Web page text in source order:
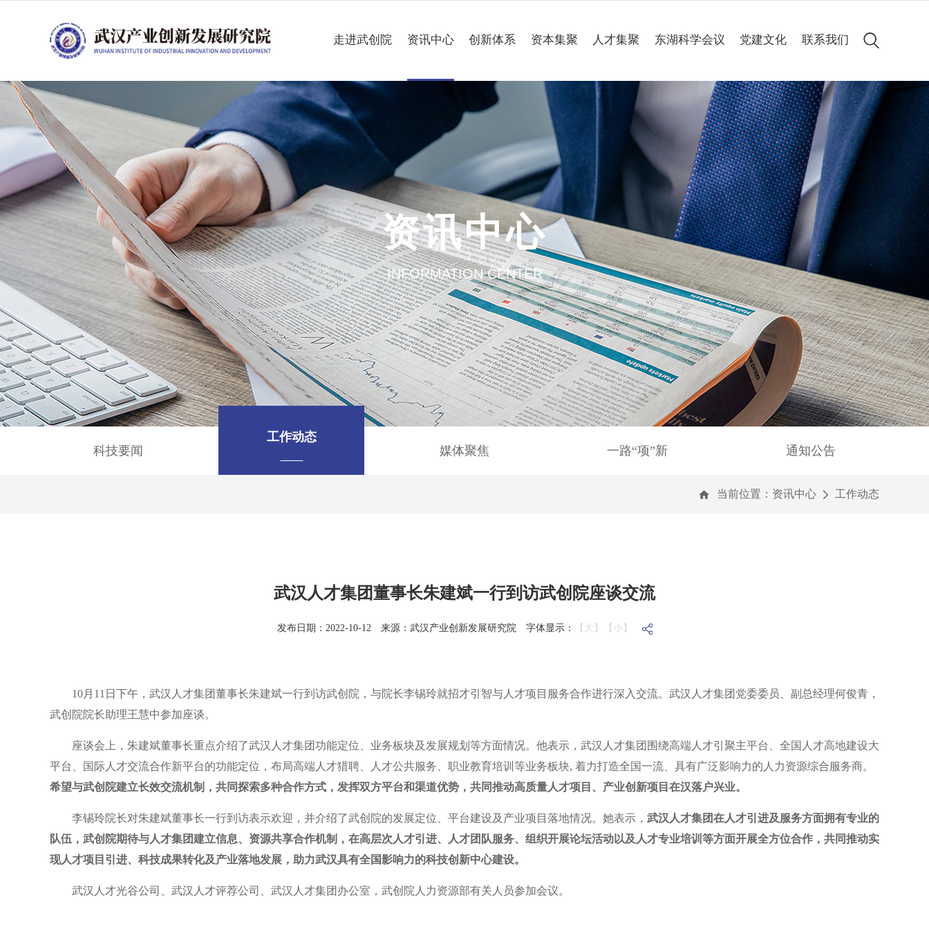
走进武创院
关于我们
理事会
大事记
园区介绍
资讯中心
科技要闻
工作动态
一路“项”新
通知公告
创新体系
专业研究所
企业联合创新中心
公共服务平台
项目意向申报
资本集聚 人才集聚 东湖科学会议
会议简介
历届集锦
高清图集
会议聚焦
精彩60秒
线上申办
党建文化
党建动态
专题专栏
联系我们
资讯中心
INFORMATION CENTER
科技要闻
工作动态
媒体聚焦
一路“项”新 通知公告
当前位置： 资讯中心 工作动态
武汉人才集团董事长朱建斌一行到访武创院座谈交流
发布日期：2022-10-12 来源：武汉产业创新发展研究院 字体显示： 【大】 【小】
10月11日下午，武汉人才集团董事长朱建斌一行到访武创院，与院长李锡玲就招才引智与人才项目服务合作进行深入交流。武汉人才集团党委委员、副总经理何俊青，
武创院院长助理王慧中参加座谈。
座谈会上，朱建斌董事长重点介绍了武汉人才集团功能定位、业务板块及发展规划等方面情况。他表示，武汉人才集团围绕高端人才引聚主平台、全国人才高地建设大
平台、国际人才交流合作新平台的功能定位，布局高端人才猎聘、人才公共服务、职业教育培训等业务板块, 着力打造全国一流、具有广泛影响力的人力资源综合服务商。
希望与武创院建立长效交流机制，共同探索多种合作方式，发挥双方平台和渠道优势，共同推动高质量人才项目、产业创新项目在汉落户兴业。
李锡玲院长对朱建斌董事长一行到访表示欢迎，并介绍了武创院的发展定位、平台建设及产业项目落地情况。她表示， 武汉人才集团在人才引进及服务方面拥有专业的
队伍，武创院期待与人才集团建立信息、资源共享合作机制，在高层次人才引进、人才团队服务、组织开展论坛活动以及人才专业培训等方面开展全方位合作，共同推动实
现人才项目引进、科技成果转化及产业落地发展，助力武汉具有全国影响力的科技创新中心建设。
武汉人才光谷公司、武汉人才评荐公司、武汉人才集团办公室，武创院人力资源部有关人员参加会议。